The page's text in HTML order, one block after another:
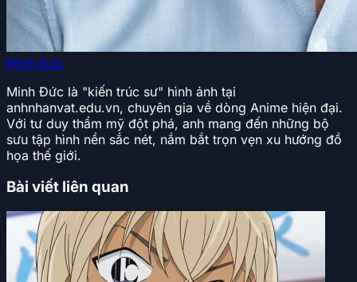
Minh Đức
Minh Đức là "kiến trúc sư" hình ảnh tại
anhnhanvat.edu.vn, chuyên gia về dòng Anime hiện đại.
Với tư duy thẩm mỹ đột phá, anh mang đến những bộ
sưu tập hình nền sắc nét, nắm bắt trọn vẹn xu hướng đồ
họa thế giới.
Bài viết liên quan